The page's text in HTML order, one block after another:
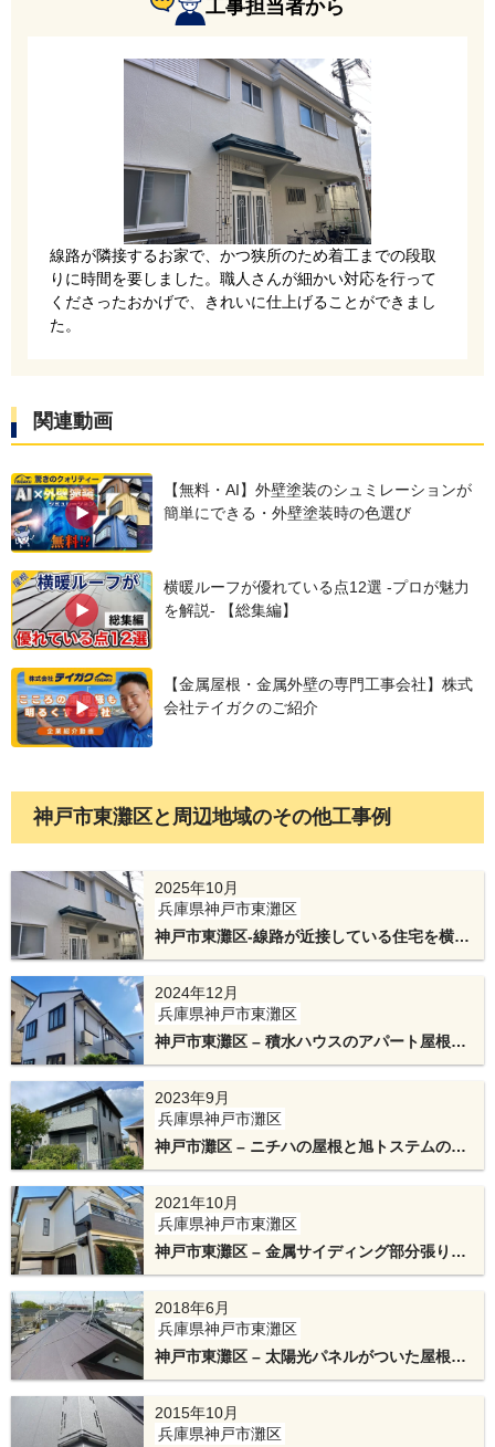
屋根カバー工法は、既存の屋根材の上に新しい防
水シートを直接敷いていきます。今回使用する防
水シートは、田島ルーフィングの釘打ちタイプ、
水シートです。
防水シートを敷設した後、金属の屋根材を施工し
ます。今回使用する屋根材は、ニチハの横暖ルー
根塗膜がフッ素の為、通常のポリエステル塗膜に
比べ、色持ちが良い屋根材になっています。
棟板金の下地には通常木材を使用しますが、木材
の場合、経年劣化により、腐食してしまうため、
テイガクの施工では、アルミの金属下地(エスヌキ)
を使用しています。アルミの為、高品質高耐久な
工事を行えます。
工事担当者から
線路が隣接するお家で、かつ狭所のため着工までの段取
りに時間を要しました。職人さんが細かい対応を行って
くださったおかげで、きれいに仕上げることができまし
た。
関連動画
【無料・AI】外壁塗装のシュミレーションが
簡単にできる・外壁塗装時の色選び
横暖ルーフが優れている点12選 -プロが魅力
を解説- 【総集編】
【金属屋根・金属外壁の専門工事会社】株式
会社テイガクのご紹介
神戸市東灘区と周辺地域のその他工事例
2025年10月
兵庫県神戸市東灘区
神戸市東灘区-線路が近接している住宅を横暖
ルーフαプレミアムsでカバー工法とモルタル
外壁をSK科研のプレミアムシリコンで屋根外
壁リフォーム工事
2024年12月
兵庫県神戸市東灘区
神戸市東灘区 – 積水ハウスのアパート屋根の
カバー工法と外壁塗装
2023年9月
兵庫県神戸市灘区
神戸市灘区 – ニチハの屋根と旭トステムの金
属サイディングでカバー工法
2021年10月
兵庫県神戸市東灘区
神戸市東灘区 – 金属サイディング部分張りと
屋根葺き替え
2018年6月
兵庫県神戸市東灘区
神戸市東灘区 – 太陽光パネルがついた屋根の
カバー工法リフォーム
2015年10月
兵庫県神戸市灘区